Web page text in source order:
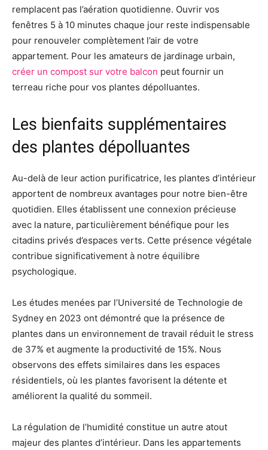
remplacent pas l’aération quotidienne. Ouvrir vos
fenêtres 5 à 10 minutes chaque jour reste indispensable
pour renouveler complètement l’air de votre
appartement. Pour les amateurs de jardinage urbain,
créer un compost sur votre balcon peut fournir un
terreau riche pour vos plantes dépolluantes.
Les bienfaits supplémentaires
des plantes dépolluantes
Au-delà de leur action purificatrice, les plantes d’intérieur
apportent de nombreux avantages pour notre bien-être
quotidien. Elles établissent une connexion précieuse
avec la nature, particulièrement bénéfique pour les
citadins privés d’espaces verts. Cette présence végétale
contribue significativement à notre équilibre
psychologique.
Les études menées par l’Université de Technologie de
Sydney en 2023 ont démontré que la présence de
plantes dans un environnement de travail réduit le stress
de 37% et augmente la productivité de 15%. Nous
observons des effets similaires dans les espaces
résidentiels, où les plantes favorisent la détente et
améliorent la qualité du sommeil.
La régulation de l’humidité constitue un autre atout
majeur des plantes d’intérieur. Dans les appartements